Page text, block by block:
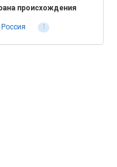
происхождения
Россия 1